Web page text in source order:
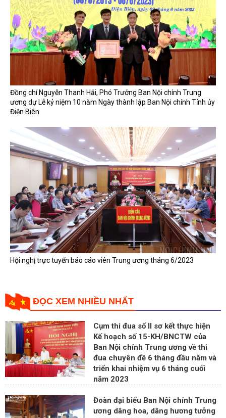
Đồng chí Nguyễn Thanh Hải, Phó Trưởng Ban Nội chính Trung
ương dự Lễ kỷ niệm 10 năm Ngày thành lập Ban Nội chính Tỉnh ủy
Điện Biên
Hội nghị trực tuyến báo cáo viên Trung ương tháng 6/2023
ĐỌC XEM NHIỀU NHẤT
Cụm thi đua số II sơ kết thực hiện
Kế hoạch số 15-KH/BNCTW của
Ban Nội chính Trung ương về thi
đua chuyên đề 6 tháng đầu năm và
triển khai nhiệm vụ 6 tháng cuối
năm 2023
Đoàn đại biểu Ban Nội chính Trung
ương dâng hoa, dâng hương tưởng